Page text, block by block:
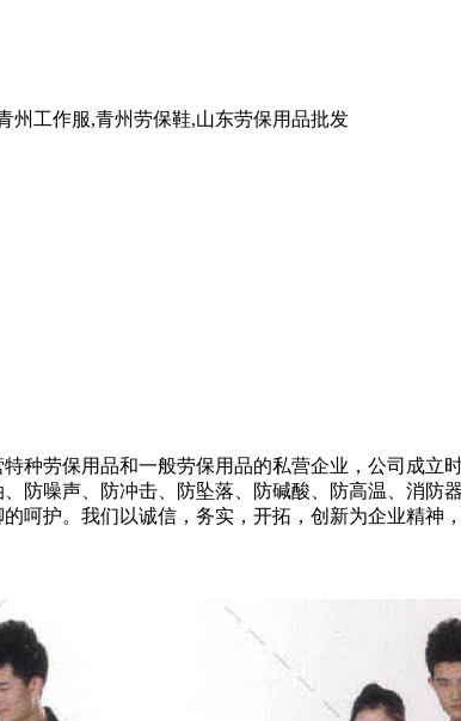
州工作服,青州劳保鞋,山东劳保用品批发
种劳保用品和一般劳保用品的私营企业，公司成
防噪声、防冲击、防坠落、防碱酸、防高温、消
呵护。我们以诚信，务实，开拓，创新为企业精